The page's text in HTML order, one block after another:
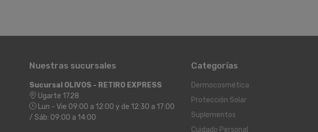
Nuestras sucursales
Sucursal OLIVOS - RETIRO EXPRESS
Ugarte 1728
Lun - Vie 09:00 a 12:00 y de 12:30 a 17:00
/ Sáb: 09:00 a 14:00
Categorías
Dermocosmética
Protección Solar
Suplementos
Cuidado Personal